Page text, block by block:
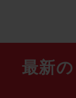
最新